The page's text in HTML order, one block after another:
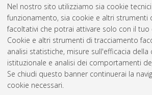
Nel nostro sito utilizziamo sia cookie
funzionamento, sia cookie e altri strumenti
facoltativi che potrai attivare solo con il tuo
Cookie e altri strumenti di tracciamento
analisi statistiche, misure sull'efficacia della
istituzionale e analisi dei comportamenti
Se chiudi questo banner continuerai la
cookie necessari.
2012(13)
2011(18)
2010 (22)
2009(18)
2008(20)
Atom